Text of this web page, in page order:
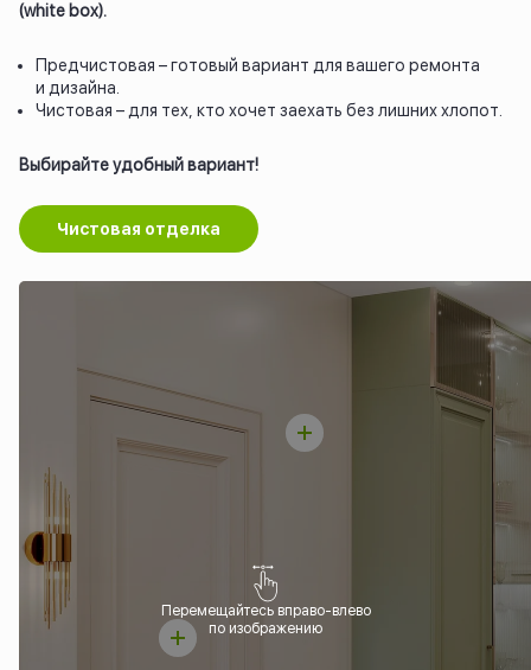
(white box).
Предчистовая – готовый вариант для вашего ремонта
и дизайна.
Чистовая – для тех, кто хочет заехать без лишних хлопот.
Выбирайте удобный вариант!
Чистовая отделка
Перемещайтесь вправо-влево
по изображению